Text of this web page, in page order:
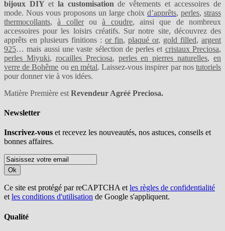
bijoux DIY etla customisation de vêtements et accessoires de
mode. Nous vous proposons un large choix d’apprêts, perles, strass
thermocollants,à collerouà coudre, ainsi que de nombreux
accessoires pour les loisirs créatifs. Sur notre site, découvrez des
apprêts en plusieurs finitions : or fin, plaqué or, gold filled, argent
925… mais aussi une vaste sélection de perles et cristaux Preciosa,
perles Miyuki, rocailles Preciosa, perles en pierres naturelles, en
verre de Bohême ou en métal. Laissez-vous inspirer par nostutoriels
pour donner vie à vos idées.
Matière Première est Revendeur Agréé Preciosa.
Newsletter
Inscrivez-vous et recevez les nouveautés, nos astuces, conseils et
bonnes affaires.
Ok
Ce site est protégé par reCAPTCHA etles règles de confidentialité
etles conditions d'utilisation de Google s'appliquent.
Qualité